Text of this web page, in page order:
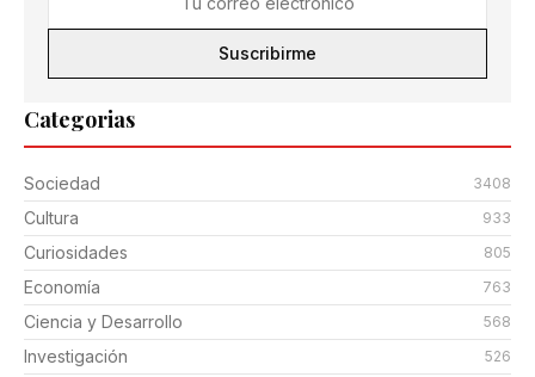
Categorias
Sociedad 3408
Cultura 933
Curiosidades 805
Economía 763
Ciencia y Desarrollo 568
Investigación 526
Suscribirme